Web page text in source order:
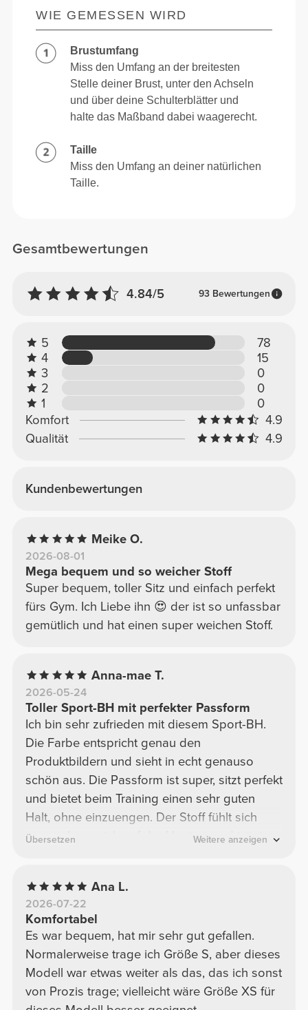
Gesamtbewertungen
4.84/5 93 Bewertungen
5
78
4
15
3
0
2
0
1
0
Komfort
4.9
Qualität
4.9
Kundenbewertungen
Meike O.
2026-08-01
Mega bequem und so weicher Stoff
Super bequem, toller Sitz und einfach perfekt
fürs Gym. Ich Liebe ihn 😍 der ist so unfassbar
gemütlich und hat einen super weichen Stoff.
Anna-mae T.
2026-05-24
Toller Sport-BH mit perfekter Passform
Ich bin sehr zufrieden mit diesem Sport-BH.
Die Farbe entspricht genau den
Produktbildern und sieht in echt genauso
schön aus. Die Passform ist super, sitzt perfekt
und bietet beim Training einen sehr guten
Halt, ohne einzuengen. Der Stoff fühlt sich
angenehm weich auf der Haut an und trägt
bequemer Sport-BH – klare Kaufempfehlung!
⭐⭐⭐⭐⭐
Übersetzen Weitere anzeigen
Ana L.
2026-07-22
Komfortabel
Es war bequem, hat mir sehr gut gefallen.
Normalerweise trage ich Größe S, aber dieses
Modell war etwas weiter als das, das ich sonst
von Prozis trage; vielleicht wäre Größe XS für
WIE GEMESSEN WIRD
Brustumfang
Miss den Umfang an der breitesten
Stelle deiner Brust, unter den Achseln
und über deine Schulterblätter und
halte das Maßband dabei waagerecht.
Taille
Miss den Umfang an deiner natürlichen
Taille.